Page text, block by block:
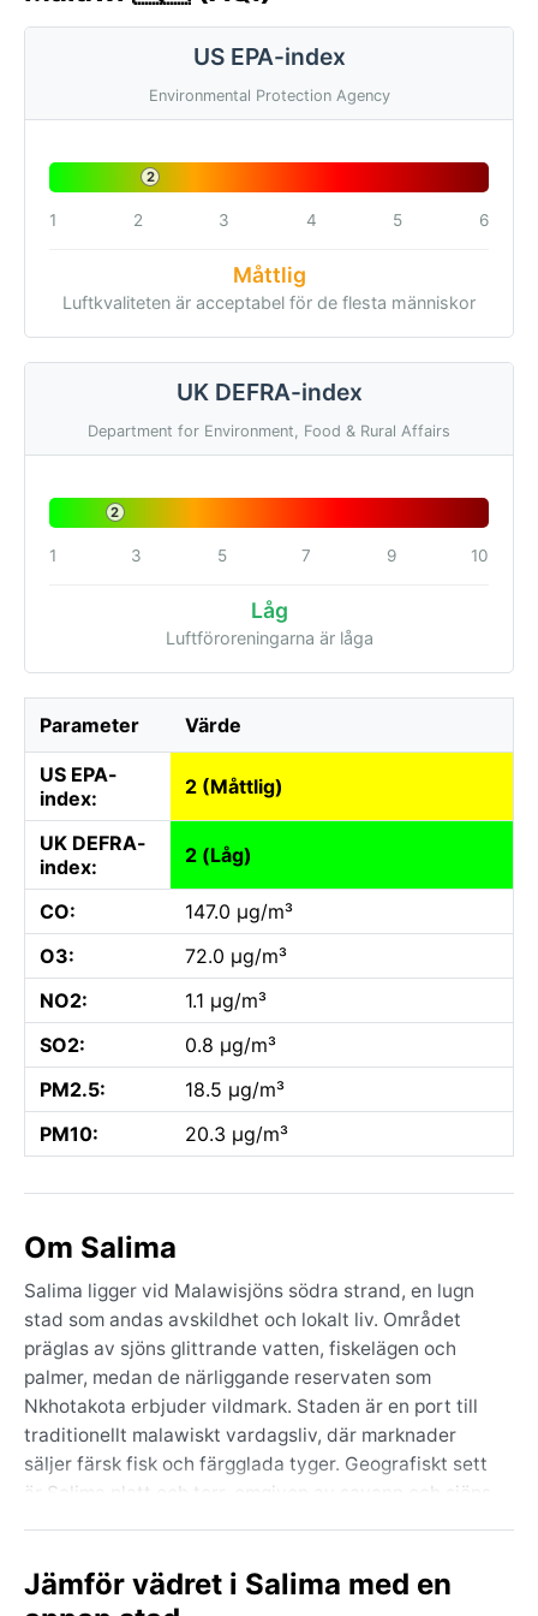
US EPA-index
Environmental Protection Agency
2
1 2 3 4 5 6
Måttlig
Luftkvaliteten är acceptabel för de flesta människor
UK DEFRA-index
Department for Environment, Food & Rural Affairs
2
1 3 5 7 9 10
Låg
Luftföroreningarna är låga
Parameter Värde
US EPA-
index:
2 (Måttlig)
UK DEFRA-
index:
2 (Låg)
CO:
147.0 µg/m³
O3:
72.0 µg/m³
NO2:
1.1 µg/m³
SO2:
0.8 µg/m³
PM2.5:
18.5 µg/m³
PM10:
20.3 µg/m³
Om Salima
Salima ligger vid Malawisjöns södra strand, en lugn
stad som andas avskildhet och lokalt liv. Området
präglas av sjöns glittrande vatten, fiskelägen och
palmer, medan de närliggande reservaten som
Nkhotakota erbjuder vildmark. Staden är en port till
traditionellt malawiskt vardagsliv, där marknader
säljer färsk fisk och färgglada tyger. Geografiskt sett
är Salima platt och torr, omgiven av savann och sjöns
med två distinkta årstider. Regnperioden från
Jämför vädret i Salima med en